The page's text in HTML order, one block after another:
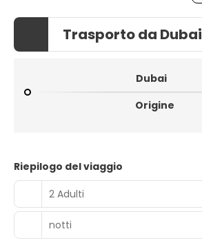
Trasporto da Dubai
Dubai
Origine
Riepilogo del viaggio
2 Adulti
notti